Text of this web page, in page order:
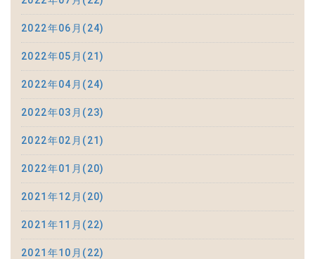
2022年06月(24)
2022年05月(21)
2022年04月(24)
2022年03月(23)
2022年02月(21)
2022年01月(20)
2021年12月(20)
2021年11月(22)
2021年10月(22)